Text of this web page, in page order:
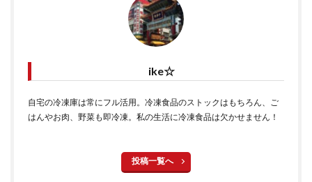
ike☆
自宅の冷凍庫は常にフル活用。冷凍食品のストックはもちろん、ご
はんやお肉、野菜も即冷凍。私の生活に冷凍食品は欠かせません！
投稿一覧へ